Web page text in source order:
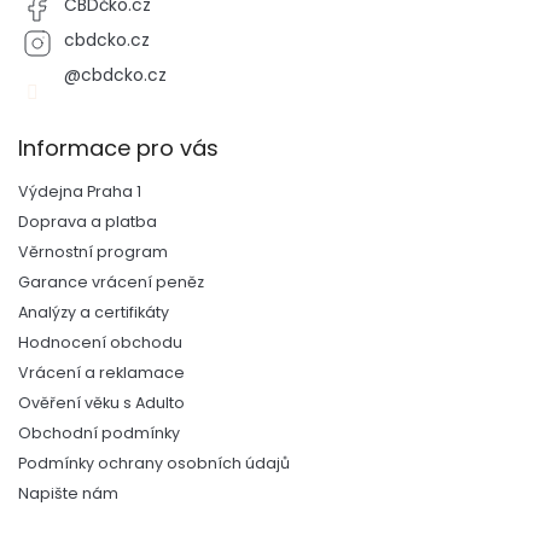
cbdcko.cz
@cbdcko.cz
Informace pro vás
Výdejna Praha 1
Doprava a platba
Věrnostní program
Garance vrácení peněz
Analýzy a certifikáty
Hodnocení obchodu
Vrácení a reklamace
Ověření věku s Adulto
Obchodní podmínky
Podmínky ochrany osobních údajů
Napište nám